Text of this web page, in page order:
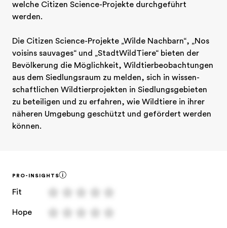
welche Citizen Science-Projekte durchgeführt
werden.
Die Citizen Science-Projekte „Wilde Nachbarn“, „Nos
voisins sauvages“ und „StadtWildTiere“ bieten der
Bevölkerung die Möglichkeit, Wildtierbeobachtungen
aus dem Siedlungsraum zu melden, sich in wissen-
schaftlichen Wildtierprojekten in Siedlungsgebieten
zu beteiligen und zu erfahren, wie Wildtiere in ihrer
näheren Umgebung geschützt und gefördert werden
können.
PRO-INSIGHTS
Fit
Hope